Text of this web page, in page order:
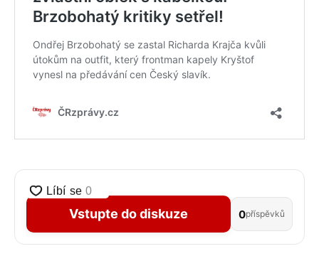
Vstupte do diskuze 0příspěvků